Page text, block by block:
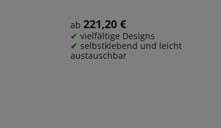
Regulärer Preis:
ab 221,20 €
vielfältige Designs
selbstklebend und leicht
austauschbar